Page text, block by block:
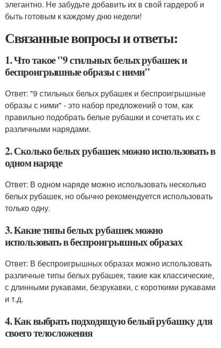
элегантно. Не забудьте добавить их в свой гардероб и
быть готовым к каждому дню недели!
Связанные вопросы и ответы:
1. Что такое "9 стильных белых рубашек и
беспроигрышные образы с ними"
Ответ: "9 стильных белых рубашек и беспроигрышные
образы с ними" - это набор предложений о том, как
правильно подобрать белые рубашки и сочетать их с
различными нарядами.
2. Сколько белых рубашек можно использовать в
одном наряде
Ответ: В одном наряде можно использовать несколько
белых рубашек, но обычно рекомендуется использовать
только одну.
3. Какие типы белых рубашек можно
использовать в беспроигрышных образах
Ответ: В беспроигрышных образах можно использовать
различные типы белых рубашек, такие как классические,
с длинными рукавами, безрукавки, с короткими рукавами
и т.д.
4. Как выбрать подходящую белый рубашку для
своего телосложения